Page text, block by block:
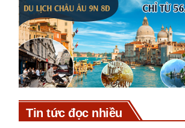
Tin tức đọc nhiều